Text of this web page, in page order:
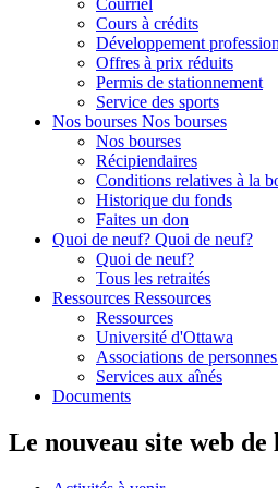
Courriel
Cours à crédits
Développement
Offres à prix réduits
Permis de stationnement
Service des sports
Nos bourses Nos bourses
Nos bourses
Récipiendaires
Conditions relatives à la
Historique du fonds
Faites un don
Quoi de neuf? Quoi de neuf?
Quoi de neuf?
Tous les retraités
Ressources Ressources
Ressources
Université d'Ottawa
Associations de
Services aux aînés
Documents
Le nouveau site web